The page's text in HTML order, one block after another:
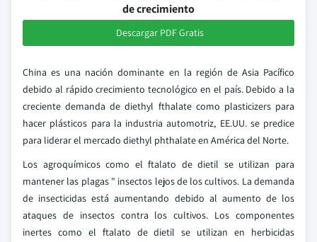
de crecimiento
Descargar PDF Gratis
China es una nación dominante en la región de Asia Pacífico
debido al rápido crecimiento tecnológico en el país. Debido a la
creciente demanda de diethyl fthalate como plasticizers para
hacer plásticos para la industria automotriz, EE.UU. se predice
para liderar el mercado diethyl phthalate en América del Norte.
Los agroquímicos como el ftalato de dietil se utilizan para
mantener las plagas " insectos lejos de los cultivos. La demanda
de insecticidas está aumentando debido al aumento de los
ataques de insectos contra los cultivos. Los componentes
inertes como el ftalato de dietil se utilizan en herbicidas